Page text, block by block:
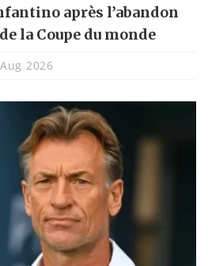
après l’abandon
la Coupe du monde
2026